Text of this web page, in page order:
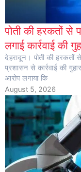
पोती की हरकतों से
लगाई कार्रवाई की
देहरादून। पोती की हरकतों
प्रशासन से कार्रवाई की
आरोप लगाया कि
August 5, 2026